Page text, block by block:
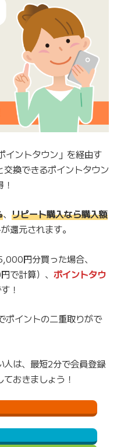
イントタウン」を経由す
換できるポイントタウン
、 リピート購入なら購入額
還元されます。
円分買った場合、
で計算）、 ポイントタウ
！
ポイントの二重取りがで
は、最短2分で会員登録
おきましょう！